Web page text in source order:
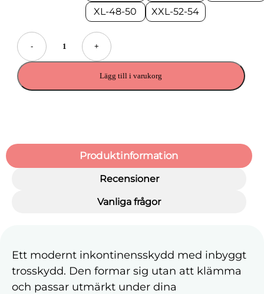
XL-48-50
XXL-52-54
- +
Lägg till i varukorg
Produktinformation
Recensioner
Vanliga frågor
Ett modernt inkontinensskydd med inbyggt
trosskydd. Den formar sig utan att klämma
och passar utmärkt under dina